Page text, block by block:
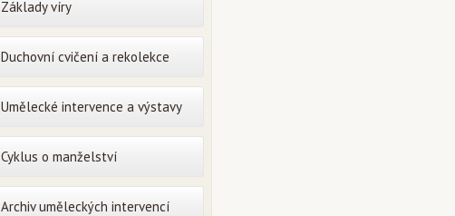
Základy víry
Duchovní cvičení a rekolekce
Umělecké intervence a výstavy
Cyklus o manželství
Archiv uměleckých intervencí